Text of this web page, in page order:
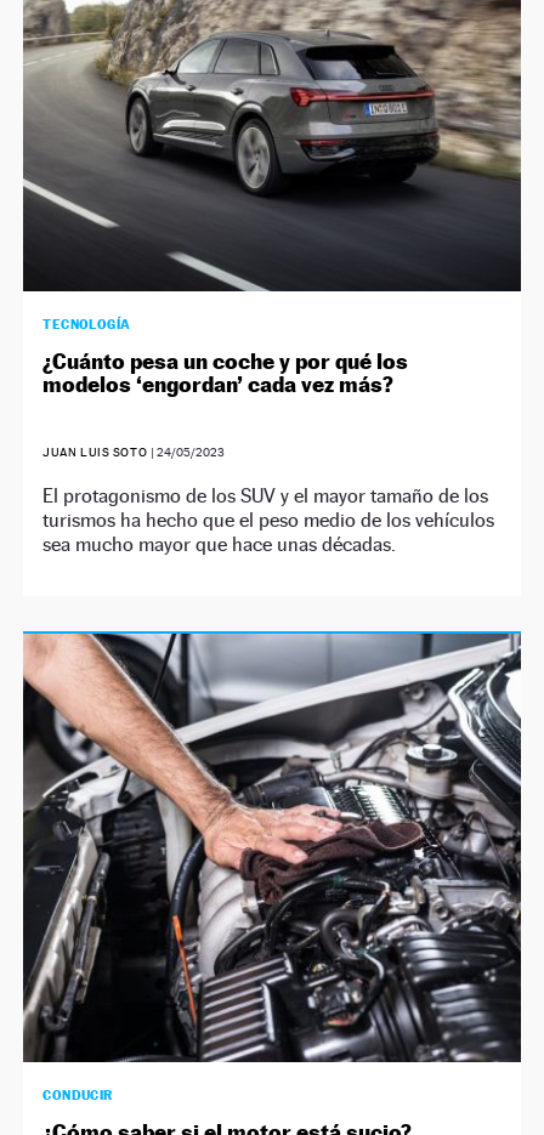
TECNOLOGÍA
¿Cuánto pesa un coche y por qué los
modelos ‘engordan’ cada vez más?
JUAN LUIS SOTO | 24/05/2023
El protagonismo de los SUV y el mayor tamaño de los
turismos ha hecho que el peso medio de los vehículos
sea mucho mayor que hace unas décadas.
CONDUCIR